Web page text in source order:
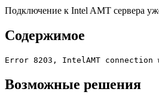
Подключение к Intel AMT сервера
Содержимое
Error 8203, IntelAMT
Возможные решения